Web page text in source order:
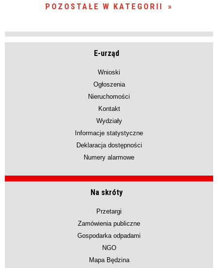
POZOSTAŁE W KATEGORII
E-urząd
Wnioski
Ogłoszenia
Nieruchomości
Kontakt
Wydziały
Informacje statystyczne
Deklaracja dostępności
Numery alarmowe
Na skróty
Przetargi
Zamówienia publiczne
Gospodarka odpadami
NGO
Mapa Będzina